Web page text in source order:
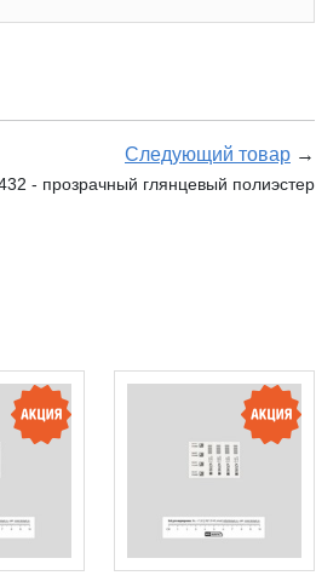
Следующий товар →
- прозрачный глянцевый полиэстер